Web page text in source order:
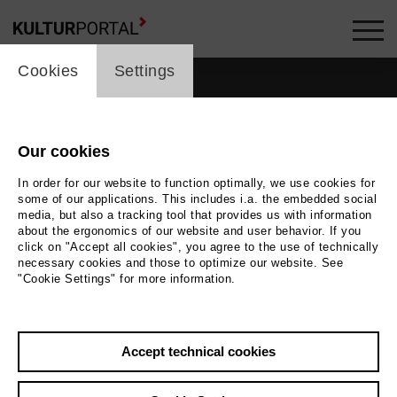
Martin G. Berger
Music, Theatre
cookie_layer
Cookies Settings
Our cookies
In order for our website to function optimally, we use cookies for
some of our applications. This includes i.a. the embedded social
media, but also a tracking tool that provides us with information
about the ergonomics of our website and user behavior. If you
click on "Accept all cookies", you agree to the use of technically
necessary cookies and those to optimize our website. See
"Cookie Settings" for more information.
Accept technical cookies